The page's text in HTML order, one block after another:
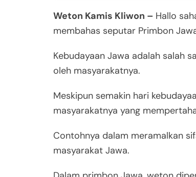
Weton Kamis Kliwon – Hallo
membahas seputar Primbon
Kebudayaan Jawa adalah salah
oleh masyarakatnya.
Meskipun semakin hari
masyarakatnya yang
Contohnya dalam meramalkan
masyarakat Jawa.